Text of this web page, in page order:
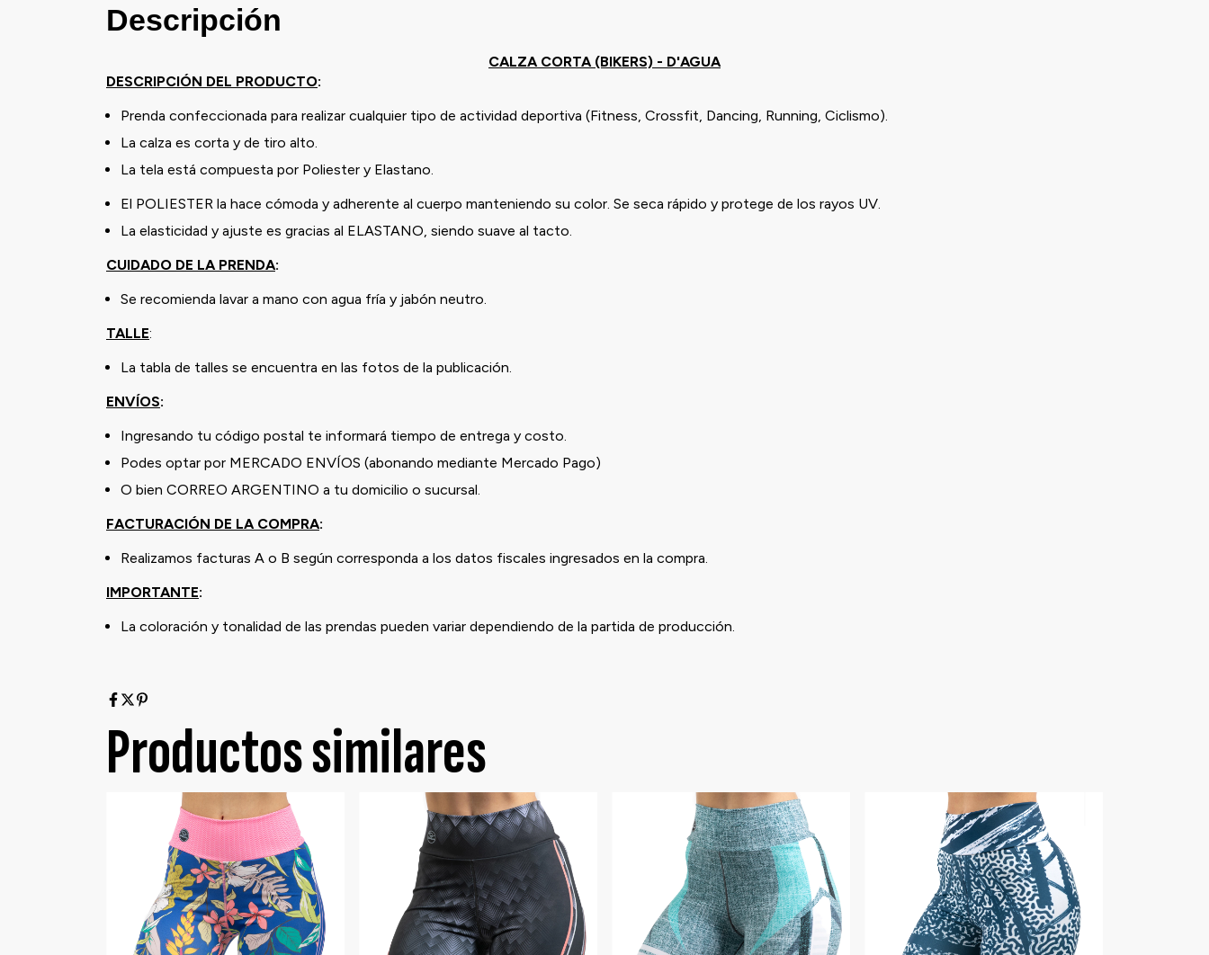
Descripción
CALZA CORTA (BIKERS) - D'AGUA
DESCRIPCIÓN DEL PRODUCTO:
Prenda confeccionada para realizar cualquier tipo de actividad deportiva (Fitness, Crossfit, Dancing, Running, Ciclismo).
La calza es corta y de tiro alto.
La tela está compuesta por Poliester y Elastano.
El POLIESTER la hace cómoda y adherente al cuerpo manteniendo su color. Se seca rápido y protege de los rayos UV.
La elasticidad y ajuste es gracias al ELASTANO, siendo suave al tacto.
CUIDADO DE LA PRENDA:
Se recomienda lavar a mano con agua fría y jabón neutro.
TALLE:
La tabla de talles se encuentra en las fotos de la publicación.
ENVÍOS:
Ingresando tu código postal te informará tiempo de entrega y costo.
Podes optar por MERCADO ENVÍOS (abonando mediante Mercado Pago)
O bien CORREO ARGENTINO a tu domicilio o sucursal.
FACTURACIÓN DE LA COMPRA:
Realizamos facturas A o B según corresponda a los datos fiscales ingresados en la compra.
IMPORTANTE:
La coloración y tonalidad de las prendas pueden variar dependiendo de la partida de producción.
Productos similares